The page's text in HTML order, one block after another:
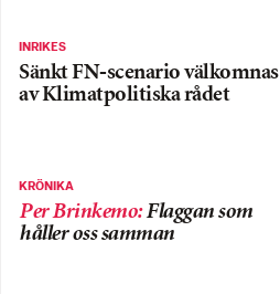
INRIKES
Sänkt FN-scenario välkomnas
av Klimatpolitiska rådet
KRÖNIKA
Per Brinkemo:Flaggan som
håller oss samman